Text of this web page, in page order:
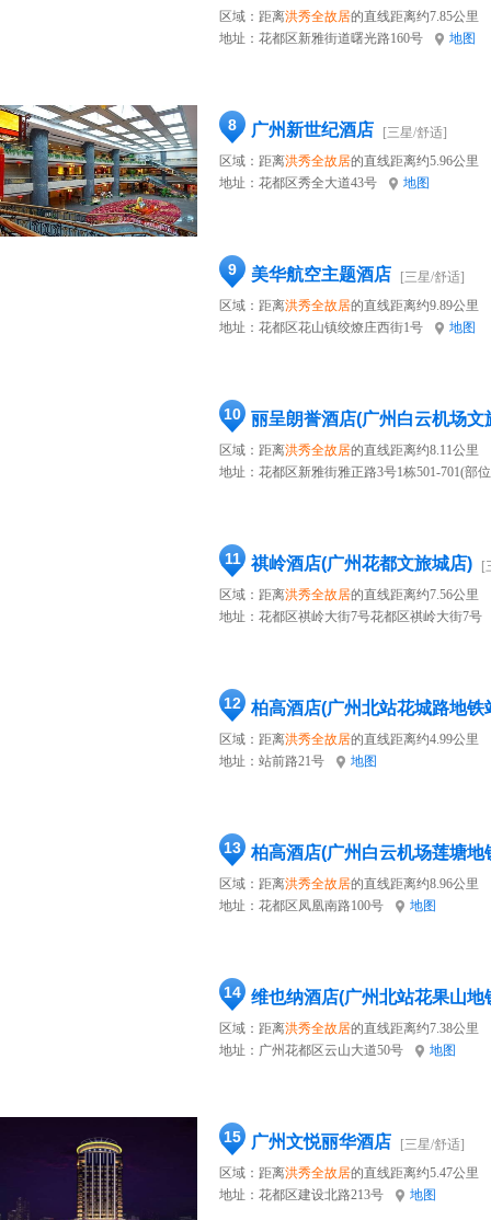
区域：距离洪秀全故居的直线距离约7.85公里
地址： 花都区新雅街道曙光路160号 地图
8 广州新世纪酒店
[三星/舒适]
区域：距离洪秀全故居的直线距离约5.96公里
地址： 花都区秀全大道43号 地图
9 美华航空主题酒店
[三星/舒适]
区域：距离洪秀全故居的直线距离约9.89公里
地址： 花都区花山镇绞燎庄西街1号 地图
10 丽呈朗誉酒店(广州白云机场文
区域：距离洪秀全故居的直线距离约8.11公里
地址： 花都区新雅街雅正路3号1栋501-701(部
11 祺岭酒店(广州花都文旅城店)
[
区域：距离洪秀全故居的直线距离约7.56公里
地址： 花都区祺岭大街7号花都区祺岭大街7号
12 柏高酒店(广州北站花城路地铁
区域：距离洪秀全故居的直线距离约4.99公里
地址： 站前路21号 地图
13 柏高酒店(广州白云机场莲塘地
区域：距离洪秀全故居的直线距离约8.96公里
地址： 花都区凤凰南路100号 地图
14 维也纳酒店(广州北站花果山地
区域：距离洪秀全故居的直线距离约7.38公里
地址： 广州花都区云山大道50号 地图
15 广州文悦丽华酒店
[三星/舒适]
区域：距离洪秀全故居的直线距离约5.47公里
地址： 花都区建设北路213号 地图